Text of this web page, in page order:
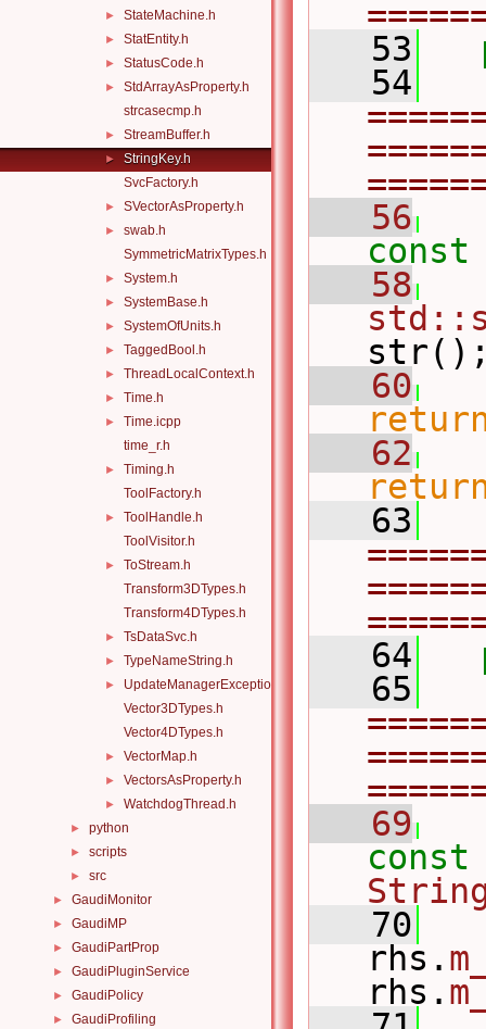
► StateMachine.h
► StatEntity.h
► StatusCode.h
►
StdArrayAsProperty.h
strcasecmp.h
► StreamBuffer.h
►
StringKey.h
SvcFactory.h
► SVectorAsProperty.h
►
swab.h
SymmetricMatrixTypes.h
► System.h
► SystemBase.h
► SystemOfUnits.h
► TaggedBool.h
► ThreadLocalContext.h
► Time.h
►
Time.icpp
time_r.h
►
Timing.h
ToolFactory.h
►
ToolHandle.h
ToolVisitor.h
►
ToStream.h
Transform3DTypes.h
Transform4DTypes.h
► TsDataSvc.h
► TypeNameString.h
►
UpdateManagerException.h
Vector3DTypes.h
Vector4DTypes.h
► VectorMap.h
► VectorsAsProperty.h
► WatchdogThread.h
► python
► scripts
► src
► GaudiMonitor
► GaudiMP
► GaudiPartProp
► GaudiPluginService
► GaudiPolicy
► GaudiProfiling
   53
   54
   56
   58
   60
   62
   63
   64
   65
   69
const
   70
rhs.
rhs.